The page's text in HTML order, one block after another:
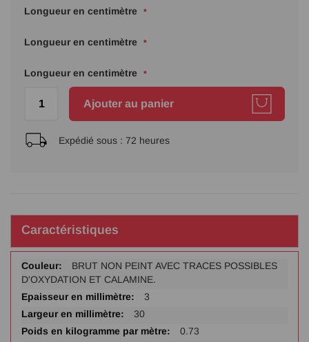
Longueur en centimètre
Longueur en centimètre
Longueur en centimètre
Ajouter au panier
Expédié sous : 72 heures
Caractéristiques
Plus
d'infos
BRUT NON PEINT AVEC TRACES POSSIBLES
D'OXYDATION ET CALAMINE.
3
30
0.73